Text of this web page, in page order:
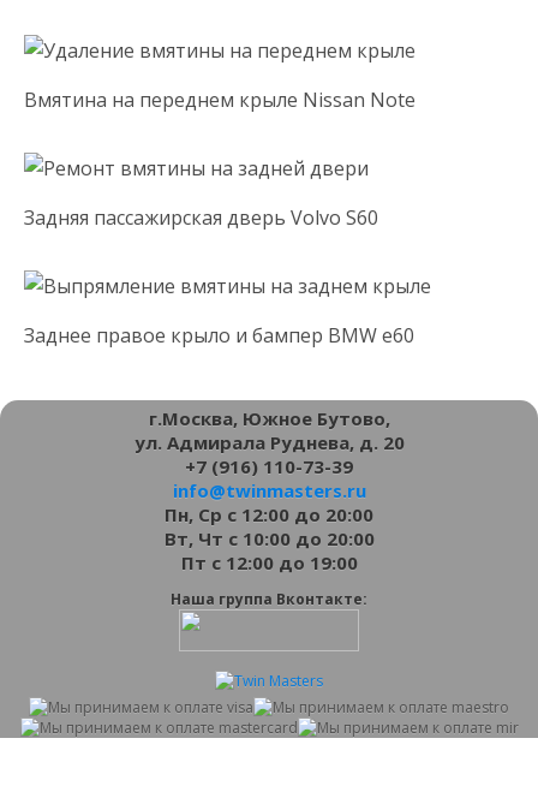
Вмятина на переднем крыле Nissan Note
Задняя пассажирская дверь Volvo S60
Заднее правое крыло и бампер BMW e60
г.Москва, Южное Бутово,
ул. Адмирала Руднева, д. 20
+7 (916) 110-73-39
info@twinmasters.ru
Пн, Ср с 12:00 до 20:00
Вт, Чт с 10:00 до 20:00
Пт с 12:00 до 19:00
Наша группа Вконтакте: